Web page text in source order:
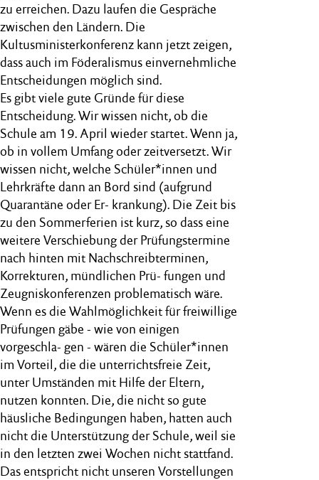
zu erreichen. Dazu laufen die Gespräche
zwischen den Ländern. Die
Kultusministerkonferenz kann jetzt zeigen,
dass auch im Föderalismus einvernehmliche
Entscheidungen möglich sind.
Es gibt viele gute Gründe für diese
Entscheidung. Wir wissen nicht, ob die
Schule am 19. April wieder startet. Wenn ja,
ob in vollem Umfang oder zeitversetzt. Wir
wissen nicht, welche Schüler*innen und
Lehrkräfte dann an Bord sind (aufgrund
Quarantäne oder Er- krankung). Die Zeit bis
zu den Sommerferien ist kurz, so dass eine
weitere Verschiebung der Prüfungstermine
nach hinten mit Nachschreibterminen,
Korrekturen, mündlichen Prü- fungen und
Zeugniskonferenzen problematisch wäre.
Wenn es die Wahlmöglichkeit für freiwillige
Prüfungen gäbe - wie von einigen
vorgeschla- gen - wären die Schüler*innen
im Vorteil, die die unterrichtsfreie Zeit,
unter Umständen mit Hilfe der Eltern,
nutzen konnten. Die, die nicht so gute
häusliche Bedingungen haben, hatten auch
nicht die Unterstützung der Schule, weil sie
in den letzten zwei Wochen nicht stattfand.
Das entspricht nicht unseren Vorstellungen